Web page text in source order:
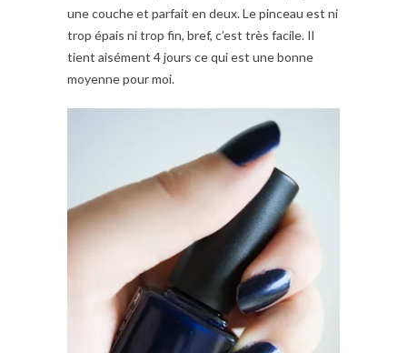
une couche et parfait en deux. Le pinceau est ni
trop épais ni trop fin, bref, c’est très facile. Il
tient aisément 4 jours ce qui est une bonne
moyenne pour moi.